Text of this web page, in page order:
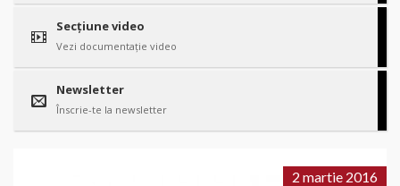
Secțiune video
Vezi documentație video
Newsletter
Înscrie-te la newsletter
2 martie 2016